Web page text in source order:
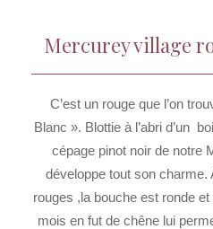
Mercurey village
C’est un rouge que l’on
Blanc ». Blottie à l’abri d’un
cépage pinot noir de notre
développe tout son charme.
rouges ,la bouche est ronde
mois en fut de chêne lui